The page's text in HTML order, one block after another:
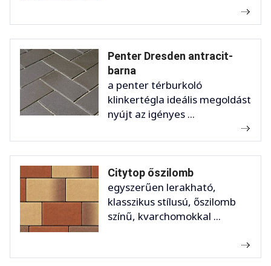
Penter Dresden antracit-
barna
a penter térburkoló
klinkertégla ideális megoldást
nyújt az igényes ...
Citytop őszilomb
egyszerűen lerakható,
klasszikus stílusú, őszilomb
színű, kvarchomokkal ...